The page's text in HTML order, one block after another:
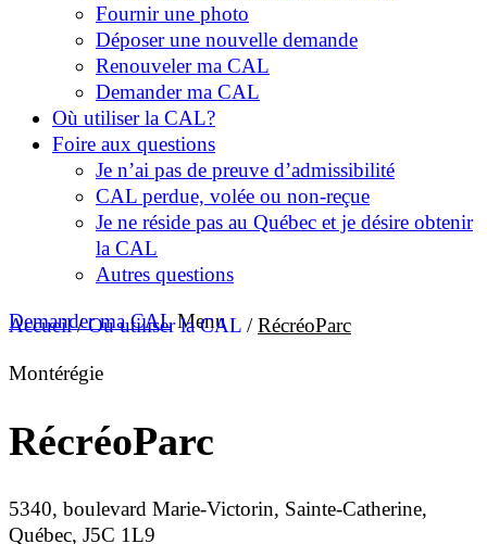
Fournir une photo
Déposer une nouvelle demande
Renouveler ma CAL
Demander ma CAL
Où utiliser la CAL?
Foire aux questions
Je n’ai pas de preuve d’admissibilité
CAL perdue, volée ou non-reçue
Je ne réside pas au Québec et je désire obtenir
la CAL
Autres questions
Demander ma CAL Menu
Accueil/Où utiliser la CAL /RécréoParc
Montérégie
RécréoParc
5340, boulevard Marie-Victorin, Sainte-Catherine,
Québec, J5C 1L9